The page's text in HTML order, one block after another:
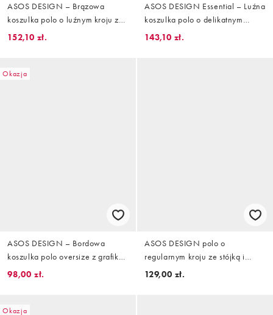
ASOS DESIGN – Brązowa
koszulka polo o luźnym kroju z
dzianiny o gęstym splocie, część
152,10 zł.
ASOS DESIGN Essential – Luźna
koszulka polo o delikatnym
splocie w kolorze złamanej bieli
143,10 zł.
Okazja
ASOS DESIGN – Bordowa
koszulka polo oversize z grafiką
z motywem piłki nożnej
98,00 zł.
ASOS DESIGN polo o
regularnym kroju ze stójką i
kontrastowym wykończeniem
129,00 zł.
Okazja